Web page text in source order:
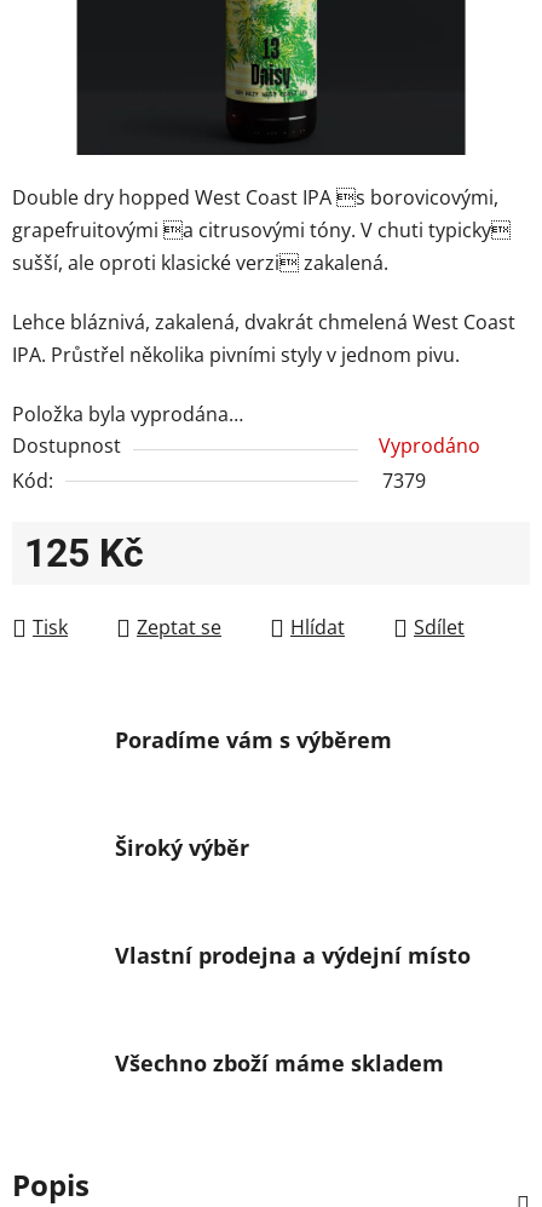
Double dry hopped West Coast IPA s borovicovými,
grapefruitovými a citrusovými tóny. V chuti typicky
sušší, ale oproti klasické verzi zakalená.
Lehce bláznivá, zakalená, dvakrát chmelená West Coast
IPA. Průstřel několika pivními styly v jednom pivu.
Položka byla vyprodána…
Dostupnost
Vyprodáno
Kód:
7379
125 Kč
Tisk
Zeptat se Hlídat Sdílet
Poradíme vám s výběrem
Široký výběr
Vlastní prodejna a výdejní místo
Všechno zboží máme skladem
Popis